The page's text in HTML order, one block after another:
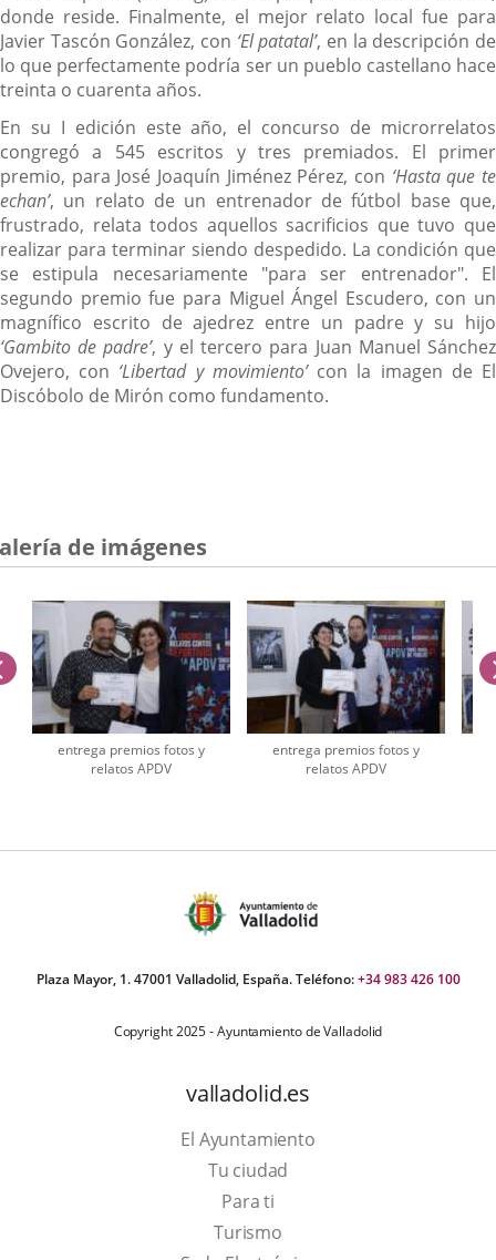
donde reside. Finalmente, el mejor relato local fue para
Javier Tascón González, con ‘El patatal’, en la descripción de
lo que perfectamente podría ser un pueblo castellano hace
treinta o cuarenta años.
En su I edición este año, el concurso de microrrelatos
congregó a 545 escritos y tres premiados. El primer
premio, para José Joaquín Jiménez Pérez, con ‘Hasta que te
echan’, un relato de un entrenador de fútbol base que,
frustrado, relata todos aquellos sacrificios que tuvo que
realizar para terminar siendo despedido. La condición que
se estipula necesariamente "para ser entrenador". El
segundo premio fue para Miguel Ángel Escudero, con un
magnífico escrito de ajedrez entre un padre y su hijo
‘Gambito de padre’, y el tercero para Juan Manuel Sánchez
Ovejero, con ‘Libertad y movimiento’ con la imagen de El
Discóbolo de Mirón como fundamento.
de imágenes
entrega premios fotos y
relatos APDV
entrega premios fotos y
relatos APDV
anterior
Plaza Mayor, 1. 47001 Valladolid, España. Teléfono:+34 983 426 100
Copyright 2025 - Ayuntamiento de Valladolid
valladolid.es
El Ayuntamiento
Tu ciudad
Para ti
TurismoEste